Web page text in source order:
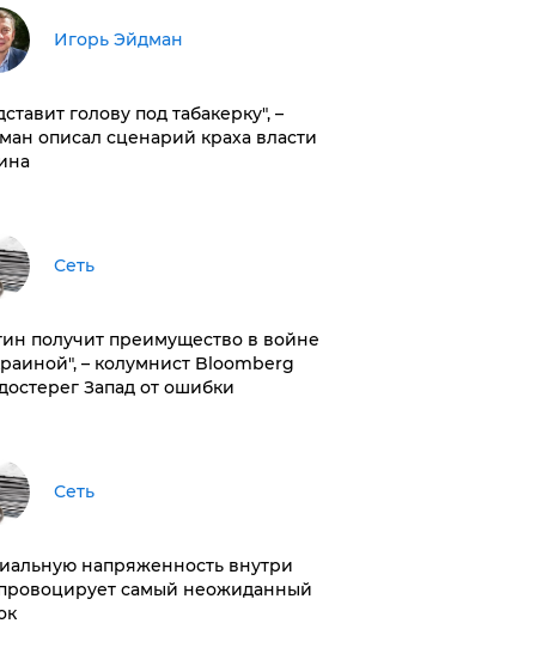
Игорь Эйдман
голову под табакерку", –
описал сценарий краха власти
Сеть
получит преимущество в войне
– колумнист Bloomberg
Запад от ошибки
Сеть
напряженность внутри
самый неожиданный